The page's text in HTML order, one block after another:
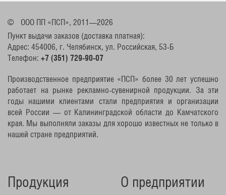
©
ООО ПП «ПСП», 2011—2026
Пункт выдачи заказов (доставка платная):
Адрес: 454006, г. Челябинск, ул. Российская, 53-Б
Телефон: +7 (351) 729-90-07
Производственное предприятие «ПСП» более 30 лет успешно
работает на рынке рекламно-сувенирной продукции. За эти
годы нашими клиентами стали предприятия и организации
всей России — от Калининградской области до Камчатского
края. Мы выполняли заказы для хорошо известных не только в
нашей стране предприятий.
Продукция О предприятии